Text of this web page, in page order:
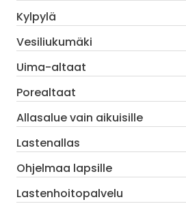
Kylpylä
Vesiliukumäki
Uima-altaat
Porealtaat
Allasalue vain aikuisille
Lastenallas
Ohjelmaa lapsille
Lastenhoitopalvelu